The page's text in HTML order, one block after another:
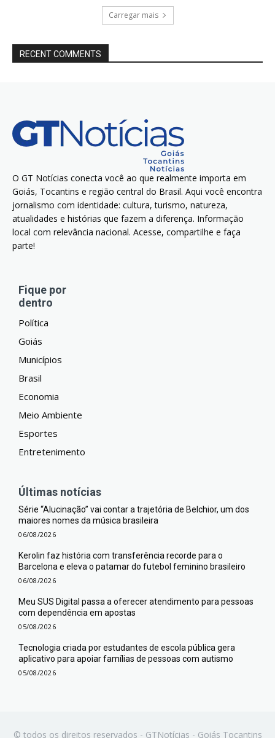
Carregar mais
RECENT COMMENTS
O GT Notícias conecta você ao que realmente importa em
Goiás, Tocantins e região central do Brasil. Aqui você encontra
jornalismo com identidade: cultura, turismo, natureza,
atualidades e histórias que fazem a diferença. Informação
local com relevância nacional. Acesse, compartilhe e faça
parte!
Fique por
dentro
Política
Goiás
Municípios
Brasil
Economia
Meio Ambiente
Esportes
Entretenimento
Últimas notícias
Série “Alucinação” vai contar a trajetória de Belchior, um dos
maiores nomes da música brasileira
06/08/2026
Kerolin faz história com transferência recorde para o
Barcelona e eleva o patamar do futebol feminino brasileiro
06/08/2026
Meu SUS Digital passa a oferecer atendimento para pessoas
com dependência em apostas
05/08/2026
Tecnologia criada por estudantes de escola pública gera
aplicativo para apoiar famílias de pessoas com autismo
05/08/2026
© todos os direitos reservados - GTNotícias - Goiás Tocantins